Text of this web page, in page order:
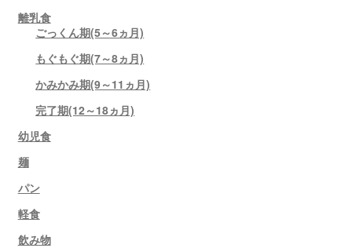
離乳食
ごっくん期(5～6ヵ月)
もぐもぐ期(7～8ヵ月)
かみかみ期(9～11ヵ月)
完了期(12～18ヵ月)
幼児食
麺
パン
軽食
飲み物